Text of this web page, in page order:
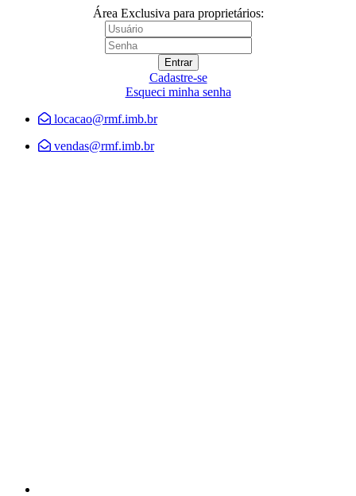
Área Exclusiva para proprietários:
Cadastre-se
Esqueci minha senha
locacao@rmf.imb.br
vendas@rmf.imb.br